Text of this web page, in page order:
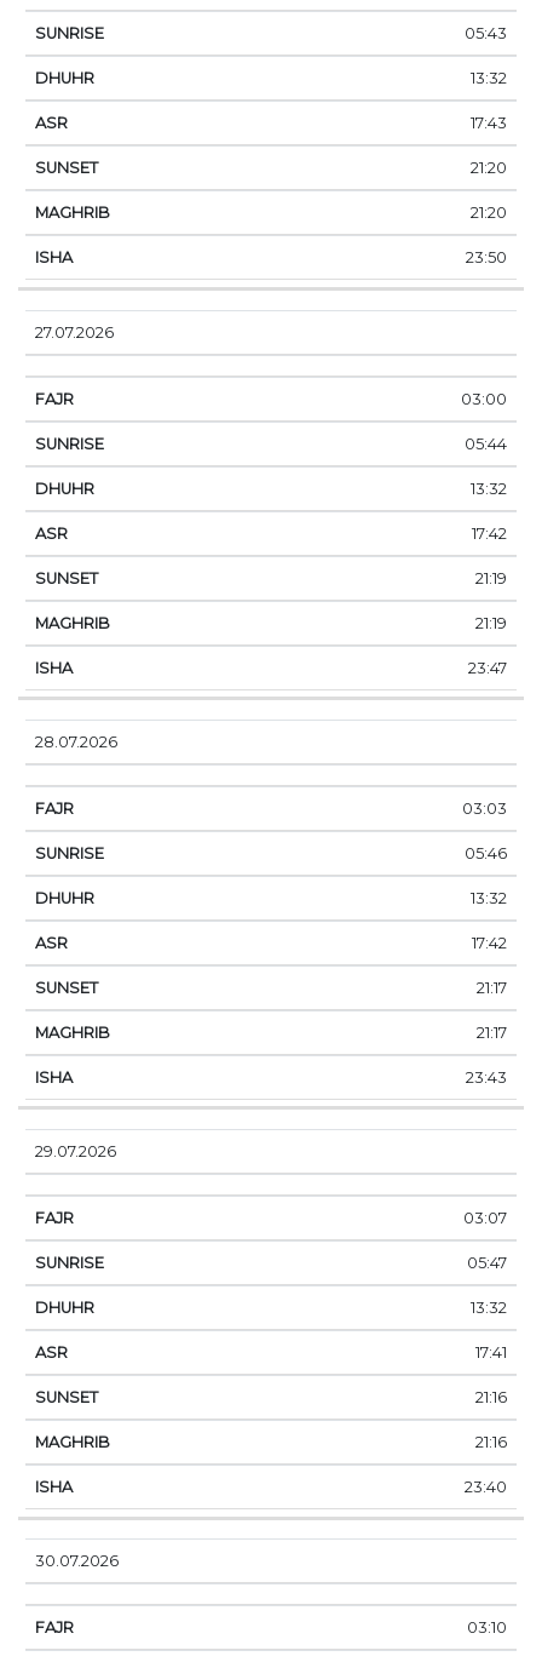
05:43
13:32
17:43
21:20
21:20
23:50
27.07.2026
03:00
05:44
13:32
17:42
21:19
21:19
23:47
28.07.2026
03:03
05:46
13:32
17:42
21:17
21:17
23:43
29.07.2026
03:07
05:47
13:32
17:41
21:16
21:16
23:40
30.07.2026
03:10